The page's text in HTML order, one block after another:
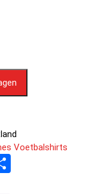
Voetbalshirts